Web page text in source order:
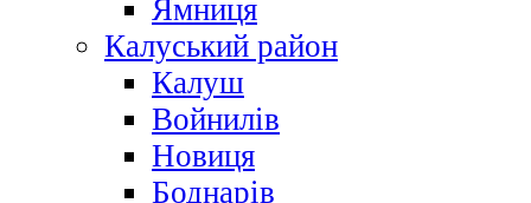
Ямниця
Калуський район
Калуш
Войнилів
Новиця
Боднарів